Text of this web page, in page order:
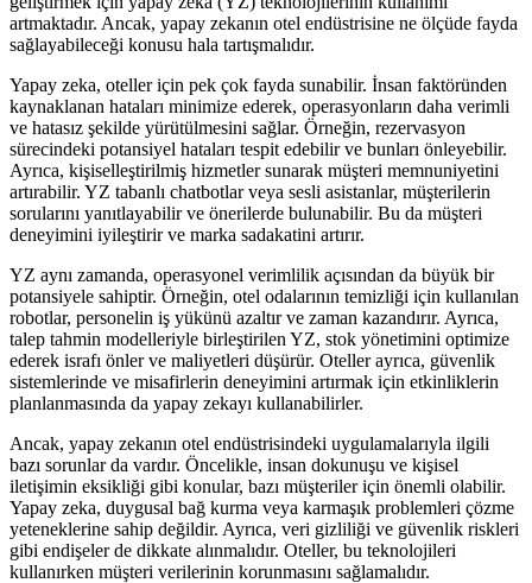
artmaktadır. Ancak, yapay zekanın otel endüstrisine ne ölçüde fayda
sağlayabileceği konusu hala tartışmalıdır.
Yapay zeka, oteller için pek çok fayda sunabilir. İnsan faktöründen
kaynaklanan hataları minimize ederek, operasyonların daha verimli
ve hatasız şekilde yürütülmesini sağlar. Örneğin, rezervasyon
sürecindeki potansiyel hataları tespit edebilir ve bunları önleyebilir.
Ayrıca, kişiselleştirilmiş hizmetler sunarak müşteri memnuniyetini
artırabilir. YZ tabanlı chatbotlar veya sesli asistanlar, müşterilerin
sorularını yanıtlayabilir ve önerilerde bulunabilir. Bu da müşteri
deneyimini iyileştirir ve marka sadakatini artırır.
YZ aynı zamanda, operasyonel verimlilik açısından da büyük bir
potansiyele sahiptir. Örneğin, otel odalarının temizliği için kullanılan
robotlar, personelin iş yükünü azaltır ve zaman kazandırır. Ayrıca,
talep tahmin modelleriyle birleştirilen YZ, stok yönetimini optimize
ederek israfı önler ve maliyetleri düşürür. Oteller ayrıca, güvenlik
sistemlerinde ve misafirlerin deneyimini artırmak için etkinliklerin
planlanmasında da yapay zekayı kullanabilirler.
Ancak, yapay zekanın otel endüstrisindeki uygulamalarıyla ilgili
bazı sorunlar da vardır. Öncelikle, insan dokunuşu ve kişisel
iletişimin eksikliği gibi konular, bazı müşteriler için önemli olabilir.
Yapay zeka, duygusal bağ kurma veya karmaşık problemleri çözme
yeteneklerine sahip değildir. Ayrıca, veri gizliliği ve güvenlik riskleri
gibi endişeler de dikkate alınmalıdır. Oteller, bu teknolojileri
kullanırken müşteri verilerinin korunmasını sağlamalıdır.